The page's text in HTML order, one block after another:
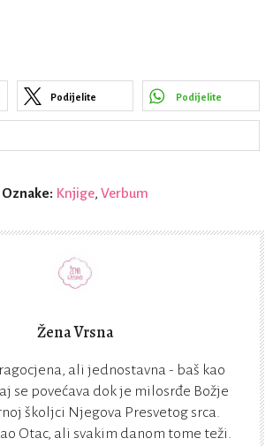
Podijelite Podijelite
Oznake: Knjige, Verbum
Žena Vrsna
ali jednostavna - baš kao
se povećava dok je milosrđe Božje
školjci Njegova Presvetog srca.
Otac, ali svakim danom tome teži.